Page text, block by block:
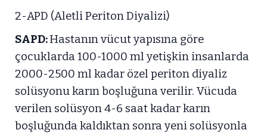
2-APD (Aletli Periton Diyalizi)
SAPD:Hastanın vücut yapısına göre
çocuklarda 100-1000 ml yetişkin insanlarda
2000-2500 ml kadar özel periton diyaliz
solüsyonu karın boşluğuna verilir. Vücuda
verilen solüsyon 4-6 saat kadar karın
boşluğunda kaldıktan sonra yeni solüsyonla